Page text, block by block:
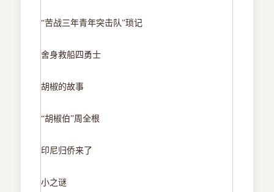
“苦战三年青年突击队”琐记
舍身救船四勇士
胡椒的故事
“胡椒伯”周全根
印尼归侨来了
小之谜